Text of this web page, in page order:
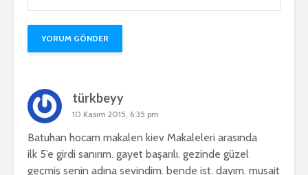
türkbeyy
10 Kasım 2015, 6:35 pm
Batuhan hocam makalen kiev Makaleleri arasında
ilk 5’e girdi sanırım. gayet başarılı. gezinde güzel
geçmiş senin adına sevindim. bende ist. dayım. musait